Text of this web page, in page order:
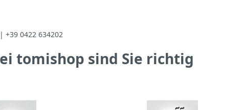
+39 0422 634202
tomishop sind Sie richtig